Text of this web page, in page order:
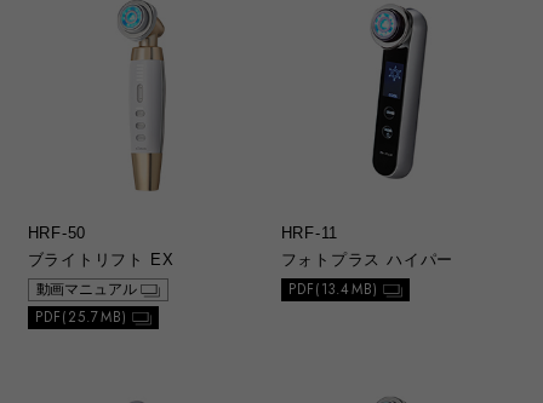
HRF-50
ブライトリフト EX
動画マニュアル
PDF(25.7MB)
HRF-11
フォトプラス ハイパー
PDF(13.4MB)